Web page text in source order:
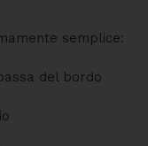
semplice:
del bordo